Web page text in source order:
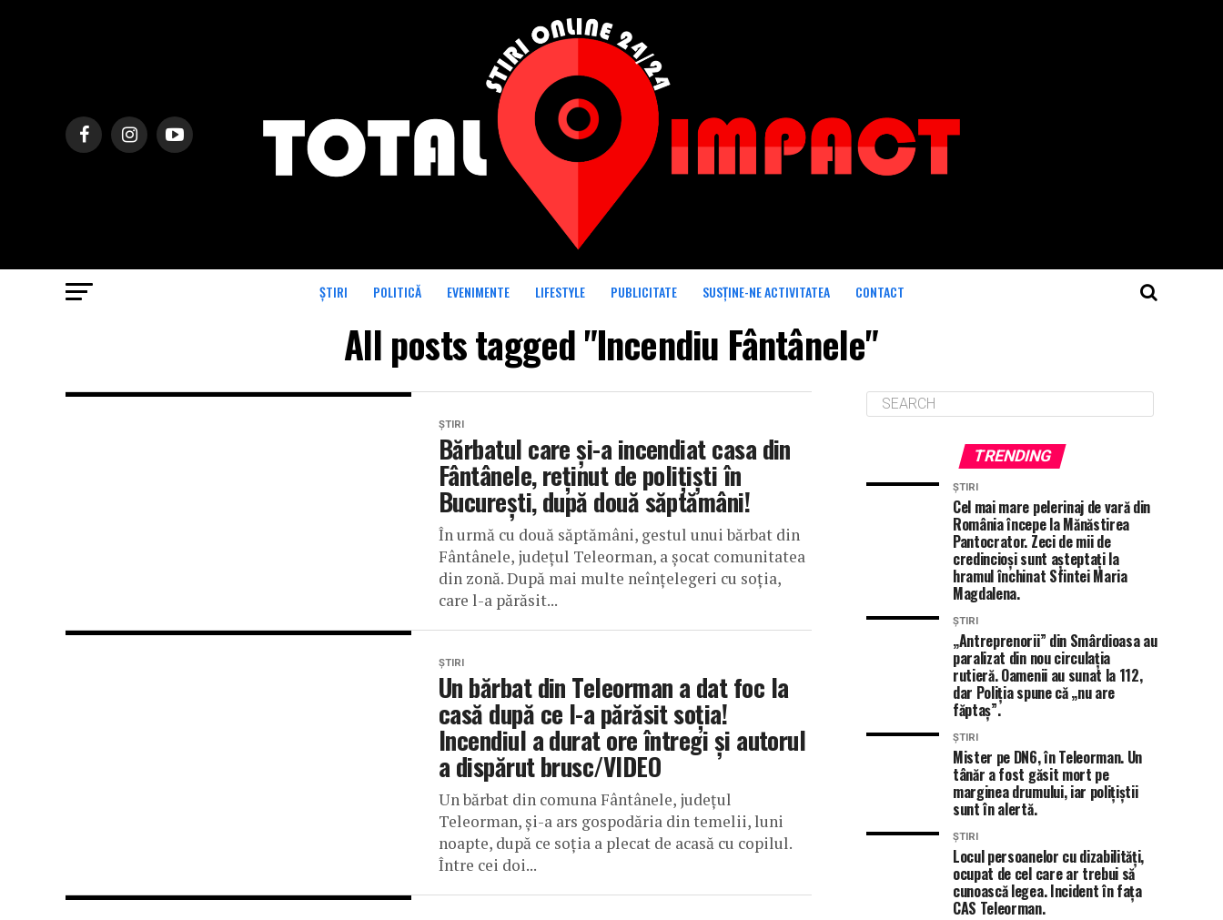
ȘTIRI POLITICĂ EVENIMENTE LIFESTYLE PUBLICITATE SUSȚINE-NE ACTIVITATEA CONTACT
All posts tagged "Incendiu Fântânele"
ȘTIRI
Bărbatul care și-a incendiat casa din
Fântânele, reținut de polițiști în
București, după două săptămâni!
În urmă cu două săptămâni, gestul unui bărbat din
Fântânele, județul Teleorman, a șocat comunitatea
din zonă. După mai multe neînțelegeri cu soția,
care l-a părăsit...
ȘTIRI
Un bărbat din Teleorman a dat foc la
casă după ce l-a părăsit soția!
Incendiul a durat ore întregi și autorul
a dispărut brusc/VIDEO
Un bărbat din comuna Fântânele, județul
Teleorman, și-a ars gospodăria din temelii, luni
noapte, după ce soția a plecat de acasă cu copilul.
Între cei doi...
TRENDING
ȘTIRI
Cel mai mare pelerinaj de vară din
România începe la Mănăstirea
Pantocrator. Zeci de mii de
credincioși sunt așteptați la
hramul închinat Sfintei Maria
Magdalena.
ȘTIRI
„Antreprenorii” din Smârdioasa au
paralizat din nou circulația
rutieră. Oamenii au sunat la 112,
dar Poliția spune că „nu are
făptaș”.
ȘTIRI
Mister pe DN6, în Teleorman. Un
tânăr a fost găsit mort pe
marginea drumului, iar polițiștii
sunt în alertă.
ȘTIRI
Locul persoanelor cu dizabilități,
ocupat de cel care ar trebui să
cunoască legea. Incident în fața
CAS Teleorman.